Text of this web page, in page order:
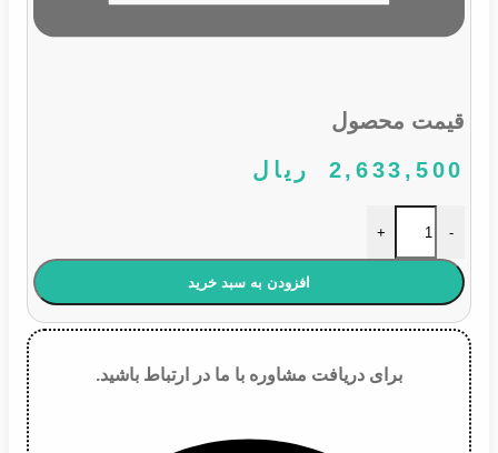
قیمت محصول
2,633,500
ریال
-
+
افزودن به سبد خرید
برای دریافت مشاوره با ما در ارتباط باشید.